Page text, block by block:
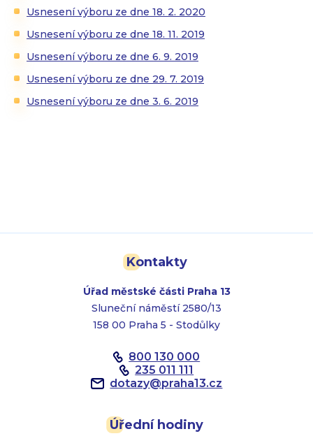
Usnesení výboru ze dne 18. 2. 2020
Usnesení výboru ze dne 18. 11. 2019
Usnesení výboru ze dne 6. 9. 2019
Usnesení výboru ze dne 29. 7. 2019
Usnesení výboru ze dne 3. 6. 2019
Kontakty
Úřad městské části Praha 13
Sluneční náměstí 2580/13
158 00 Praha 5 - Stodůlky
800 130 000
235 011 111
dotazy@praha13.cz
Úřední hodiny